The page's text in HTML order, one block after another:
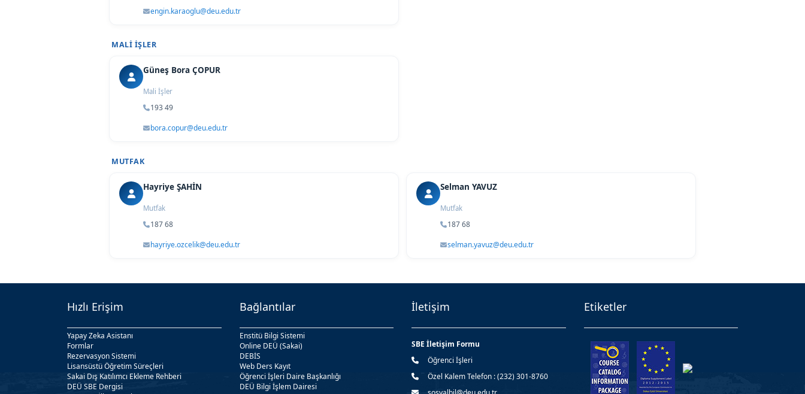
engin.karaoglu@deu.edu.tr
MALI İŞLER
Güneş Bora ÇOPUR
Mali İşler
193 49
bora.copur@deu.edu.tr
MUTFAK
Hayriye ŞAHİN
Mutfak
187 68
hayriye.ozcelik@deu.edu.tr
Selman YAVUZ
Mutfak
187 68
selman.yavuz@deu.edu.tr
Hızlı Erişim
Yapay Zeka Asistanı
Formlar
Rezervasyon Sistemi
Lisansüstü Öğretim Süreçleri
Sakai Dış Katılımcı Ekleme Rehberi
DEÜ SBE Dergisi
Bağlantılar
Enstitü Bilgi Sistemi
Online DEÜ (Sakai)
DEBİS
Web Ders Kayıt
Öğrenci İşleri Daire Başkanlığı
DEÜ Bilgi İşlem Dairesi
İletişim
SBE İletişim Formu
Öğrenci İşleri
Özel Kalem Telefon : (232) 301-8760
Etiketler